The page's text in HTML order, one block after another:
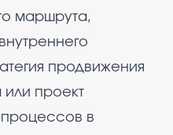
маршрута,
продвижения
или проект
в